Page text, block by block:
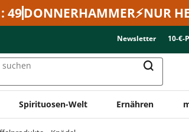
49DONNERHAMMER⚡NUR
Newsletter 10-€-
Spirituosen-Welt Ernähren